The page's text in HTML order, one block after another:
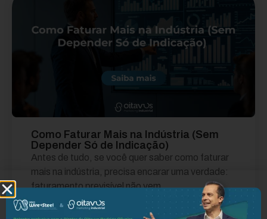
Como Faturar Mais na Indústria (Sem
Depender Só de Indicação)
Antes de tudo, se você quer saber como faturar
mais na indústria, precisa encarar uma verdade:
faturamento previsível não vem...
Leia mais